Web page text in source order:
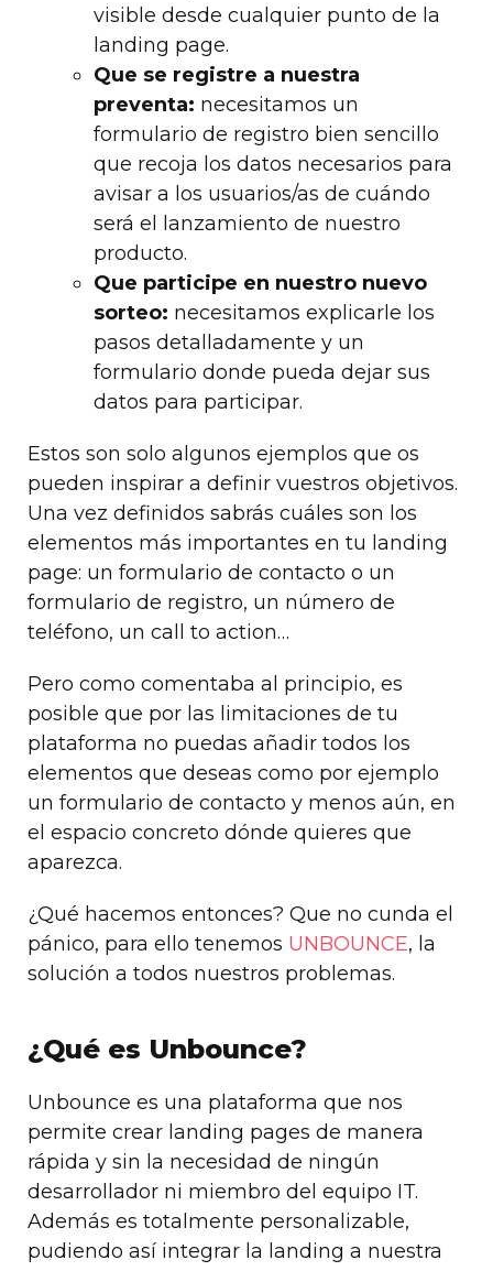
visible desde cualquier punto de la
landing page.
Que se registre a nuestra
preventa: necesitamos un
formulario de registro bien sencillo
que recoja los datos necesarios para
avisar a los usuarios/as de cuándo
será el lanzamiento de nuestro
producto.
Que participe en nuestro nuevo
sorteo: necesitamos explicarle los
pasos detalladamente y un
formulario donde pueda dejar sus
datos para participar.
Estos son solo algunos ejemplos que os
pueden inspirar a definir vuestros objetivos.
Una vez definidos sabrás cuáles son los
elementos más importantes en tu landing
page: un formulario de contacto o un
formulario de registro, un número de
teléfono, un call to action…
Pero como comentaba al principio, es
posible que por las limitaciones de tu
plataforma no puedas añadir todos los
elementos que deseas como por ejemplo
un formulario de contacto y menos aún, en
el espacio concreto dónde quieres que
aparezca.
¿Qué hacemos entonces? Que no cunda el
pánico, para ello tenemos UNBOUNCE, la
solución a todos nuestros problemas.
¿Qué es Unbounce?
Unbounce es una plataforma que nos
permite crear landing pages de manera
rápida y sin la necesidad de ningún
desarrollador ni miembro del equipo IT.
Además es totalmente personalizable,
pudiendo así integrar la landing a nuestra